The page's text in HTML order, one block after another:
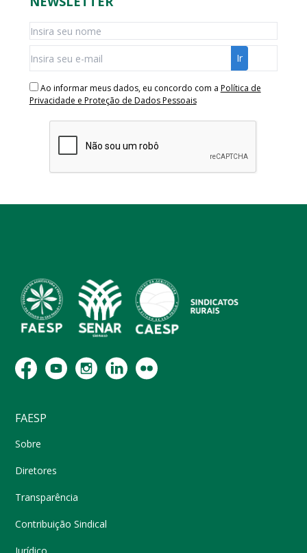
Ao informar meus dados, eu concordo com a Política de
Privacidade e Proteção de Dados Pessoais
FAESP
Sobre
Diretores
Transparência
Contribuição Sindical